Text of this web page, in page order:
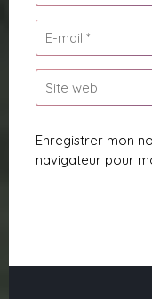
Enregistrer mon
navigateur pour